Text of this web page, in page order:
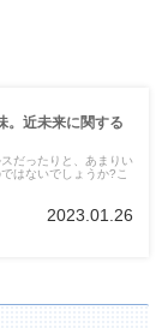
。近未来に関する
だったりと、あまりい
はないでしょうか?こ
2023.01.26